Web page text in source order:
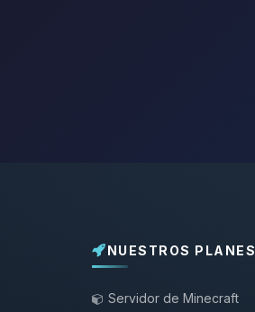
NUESTROS PLANES
Servidor de Minecraft